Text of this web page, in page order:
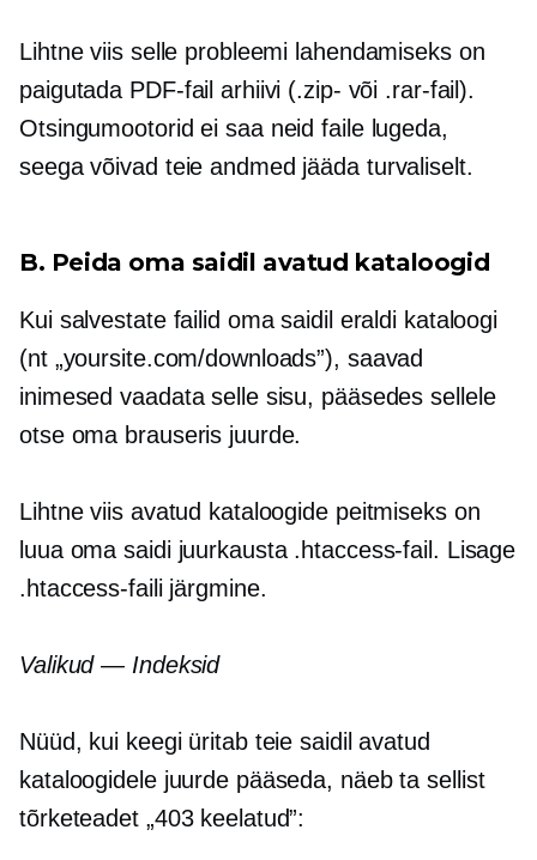
Lihtne viis selle probleemi lahendamiseks on
paigutada PDF-fail arhiivi (.zip- või .rar-fail).
Otsingumootorid ei saa neid faile lugeda,
seega võivad teie andmed jääda turvaliselt.
B. Peida oma saidil avatud kataloogid
Kui salvestate failid oma saidil eraldi kataloogi
(nt „yoursite.com/downloads”), saavad
inimesed vaadata selle sisu, pääsedes sellele
otse oma brauseris juurde.
Lihtne viis avatud kataloogide peitmiseks on
luua oma saidi juurkausta .htaccess-fail. Lisage
.htaccess-faili järgmine.
Valikud — Indeksid
Nüüd, kui keegi üritab teie saidil avatud
kataloogidele juurde pääseda, näeb ta sellist
tõrketeadet „403 keelatud”: